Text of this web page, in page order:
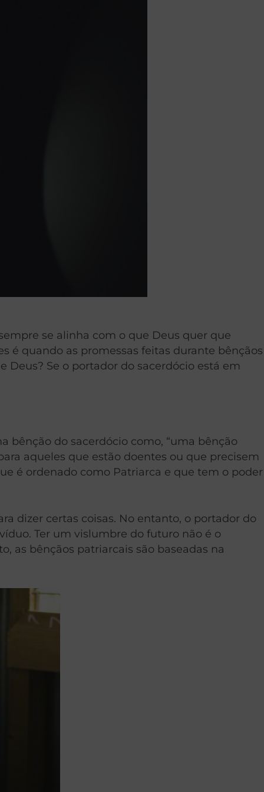
se alinha com o que Deus quer que
é quando as promessas feitas durante bênçãos
Deus? Se o portador do sacerdócio está em
bênção do sacerdócio como, “uma bênção
aqueles que estão doentes ou que precisem
é ordenado como Patriarca e que tem o poder
dizer certas coisas. No entanto, o portador do
Ter um vislumbre do futuro não é o
as bênçãos patriarcais são baseadas na